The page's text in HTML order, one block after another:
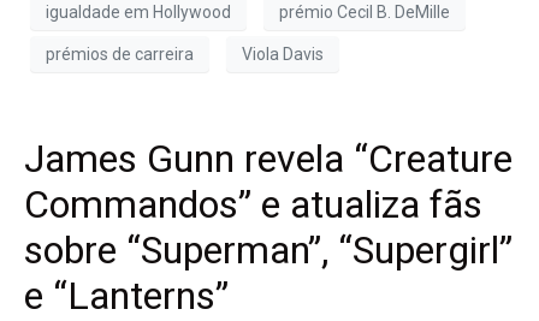
igualdade em Hollywood prémio Cecil B. DeMille
prémios de carreira Viola Davis
James Gunn revela “Creature
Commandos” e atualiza fãs
sobre “Superman”, “Supergirl”
e “Lanterns”